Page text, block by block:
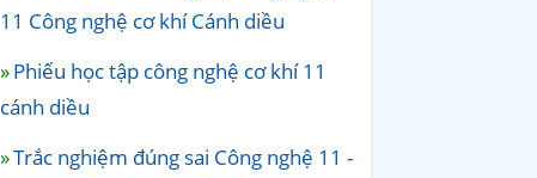
11 Công nghệ cơ khí Cánh diều
Phiếu học tập công nghệ cơ khí 11
cánh diều
Trắc nghiệm đúng sai Công nghệ 11 -